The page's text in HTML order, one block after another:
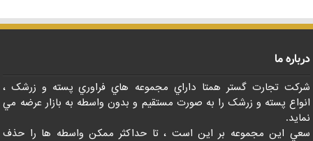
درباره ما
شرکت تجارت گستر همتا داراي مجموعه هاي فراوري پسته و زرشک ،
انواع پسته و زرشک را به صورت مستقيم و بدون واسطه به بازار عرضه مي
نمايد.
سعي اين مجموعه بر اين است ، تا حداکثر ممکن واسطه ها را حذف